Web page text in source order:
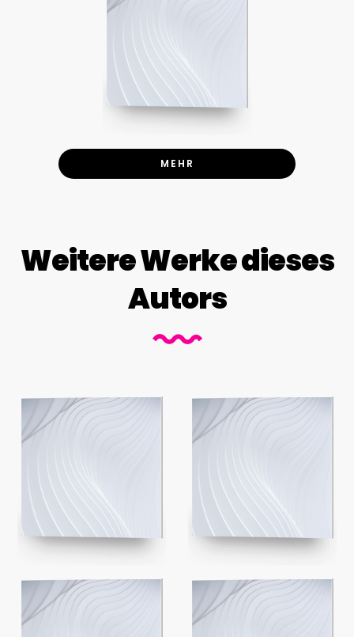
MEHR
Weitere Werke dieses
Autors